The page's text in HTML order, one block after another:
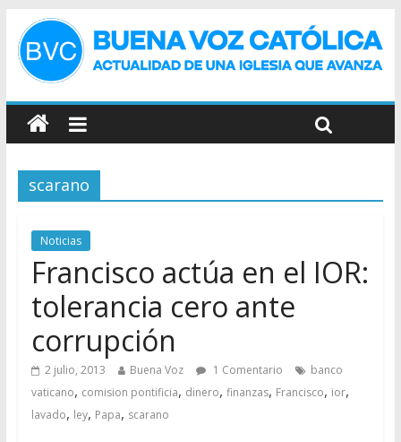
scarano
Noticias
Francisco actúa en el IOR:
tolerancia cero ante
corrupción
2 julio, 2013 Buena Voz 1 Comentario
banco
vaticano, comision pontificia, dinero, finanzas, Francisco, ior,
lavado, ley, Papa, scarano